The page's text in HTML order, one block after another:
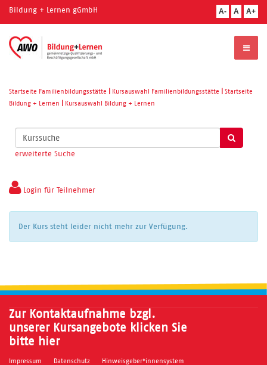
Bildung + Lernen gGmbH A- A A+
Startseite Familienbildungsstätte Kursauswahl Familienbildungsstätte
Startseite
Bildung + Lernen
Kursauswahl Bildung + Lernen
Kurse
suchen
erweiterte Suche
Login für Teilnehmer
Der Kurs steht leider nicht mehr zur Verfügung.
Zur Kontaktaufnahme bzgl.
unserer Kursangebote klicken Sie
bitte hier
Impressum Datenschutz
Hinweisgeber*innensystem